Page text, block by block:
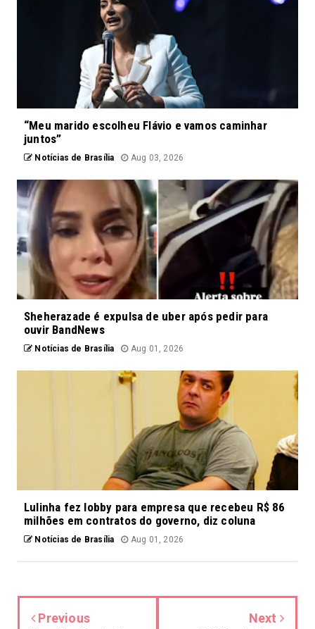
“Meu marido escolheu Flávio e vamos caminhar
juntos”
Notícias de Brasília Aug 03, 2026
Sheherazade é expulsa de uber após pedir para
ouvir BandNews
Notícias de Brasília Aug 01, 2026
Lulinha fez lobby para empresa que recebeu R$ 86
milhões em contratos do governo, diz coluna
Notícias de Brasília Aug 01, 2026
Previous Next